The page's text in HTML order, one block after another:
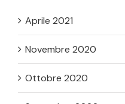
Aprile 2021
Novembre 2020
Ottobre 2020